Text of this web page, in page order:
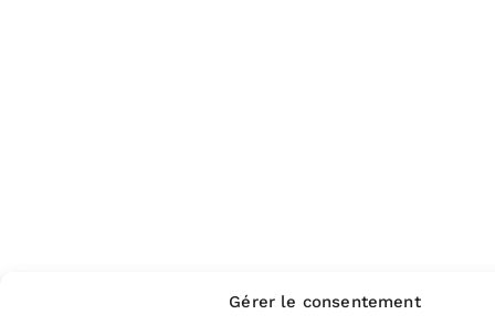
Gérer le consentement